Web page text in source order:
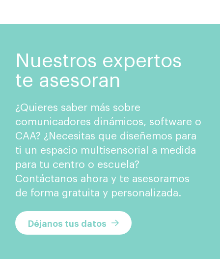
Nuestros expertos
te asesoran
¿Quieres saber más sobre
comunicadores dinámicos, software o
CAA? ¿Necesitas que diseñemos para
ti un espacio multisensorial a medida
para tu centro o escuela?
Contáctanos ahora y te asesoramos
de forma gratuita y personalizada.
Déjanos tus datos